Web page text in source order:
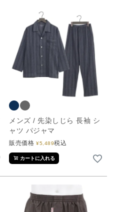
メンズ / 先染しじら 長袖 シ
ャツ パジャマ
販売価格 ¥5,489税込
カートに入れる